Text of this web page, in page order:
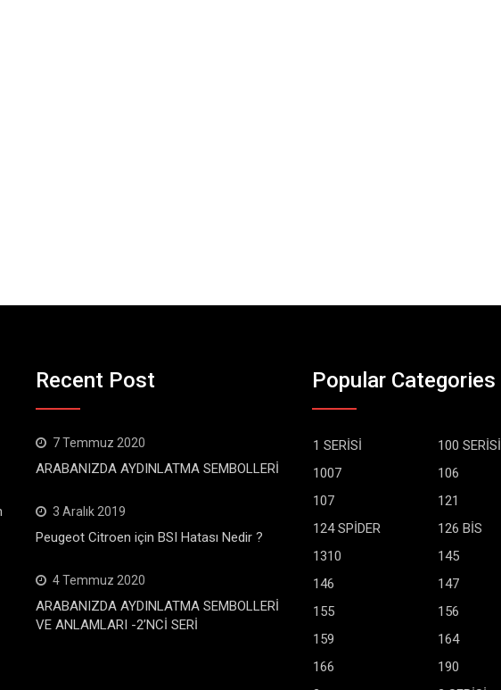
Recent Post
7 Temmuz 2020
ARABANIZDA AYDINLATMA SEMBOLLERİ
3 Aralık 2019
Peugeot Citroen için BSI Hatası Nedir ?
4 Temmuz 2020
ARABANIZDA AYDINLATMA SEMBOLLERİ
VE ANLAMLARI -2’NCİ SERİ
Popular Categories
1 SERİSİ
100 SERİSİ
1007
106
107
121
124 SPİDER
126 BİS
1310
145
146
147
155
156
159
164
166
190